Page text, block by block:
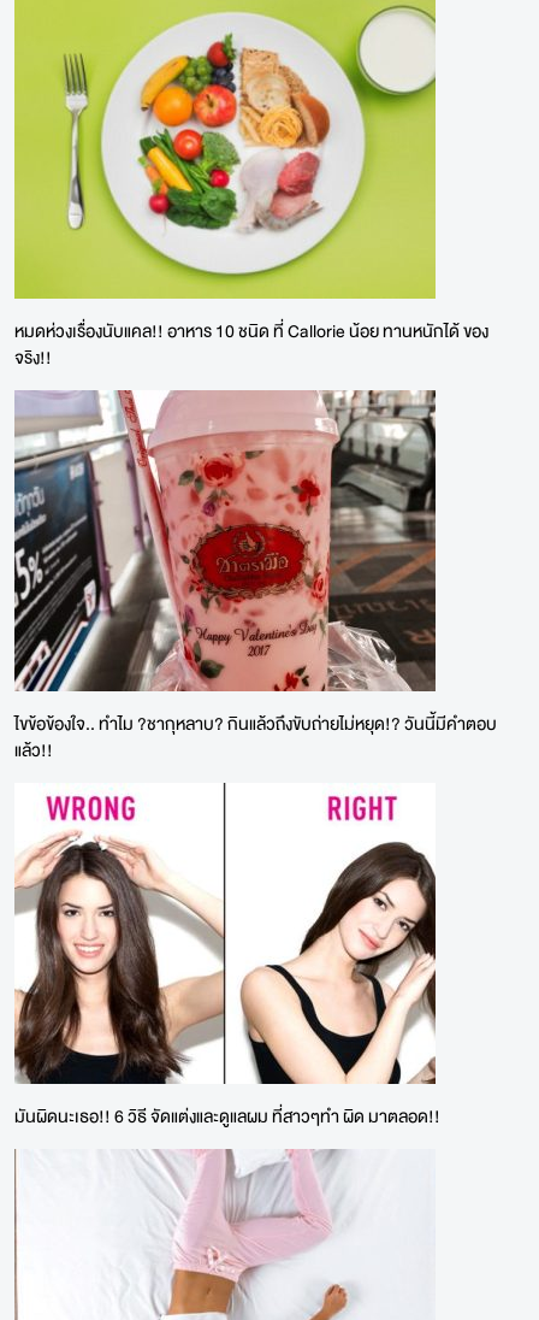
หมดห่วงเรื่องนับแคล!! อาหาร 10 ชนิด ที่ Callorie น้อย ทานหนักได้ ของ
จริง!!
ไขข้อข้องใจ.. ทำไม ?ชากุหลาบ? กินแล้วถึงขับถ่ายไม่หยุด!? วันนี้มีคำตอบ
แล้ว!!
มันผิดนะเธอ!! 6 วิธี จัดแต่งและดูแลผม ที่สาวๆทำ ผิด มาตลอด!!